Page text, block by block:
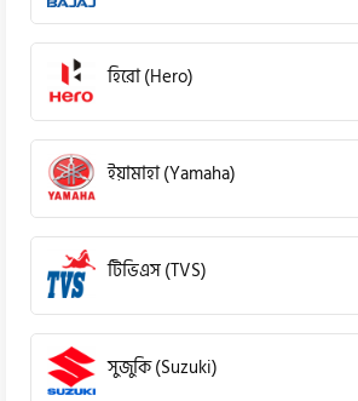
হিরো (Hero)
ইয়ামাহা (Yamaha)
টিভিএস (TVS)
সুজুকি (Suzuki)